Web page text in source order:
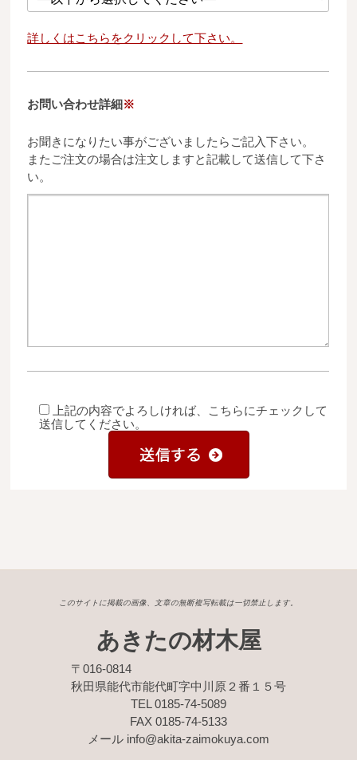
詳しくはこちらをクリックして下さい。
お問い合わせ詳細※
お聞きになりたい事がございましたらご記入下さい。
またご注文の場合は注文しますと記載して送信して下さ
い。
上記の内容でよろしければ、こちらにチェックして
送信してください。
このサイトに掲載の画像、文章の無断複写転載は一切禁止します。
あきたの材木屋
〒016-0814
秋田県能代市能代町字中川原２番１５号
TEL 0185-74-5089
FAX 0185-74-5133
メール info@akita-zaimokuya.com